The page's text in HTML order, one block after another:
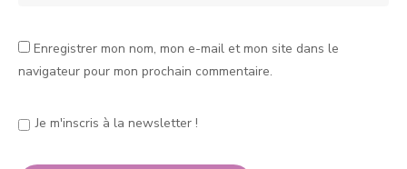
Enregistrer mon nom, mon e-mail et mon site dans le
navigateur pour mon prochain commentaire.
Je m'inscris à la newsletter !